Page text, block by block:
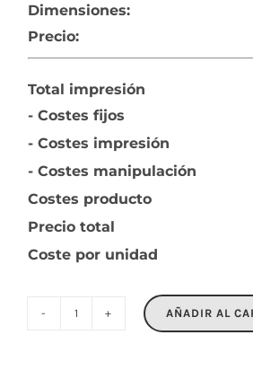
Dimensiones:
Precio:
Total impresión
- Costes fijos
- Costes impresión
- Costes manipulación
Costes producto
Precio total
Coste por unidad
AÑADIR AL